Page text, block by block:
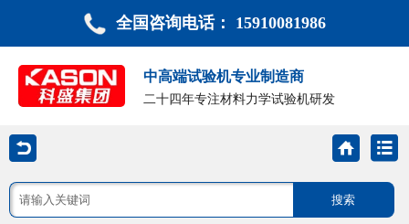
全国咨询电话： 15910081986
中高端试验机专业制造商
二十四年专注材料力学试验机研发